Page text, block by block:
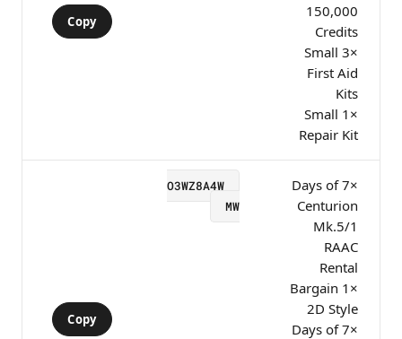
150,000
Credits
×3 Small
First Aid
Kits
×1 Small
Repair Kit
Copy
×7 Days of
Centurion
Mk.5/1
RAAC
Rental
×1 Bargain
2D Style
×7 Days of
O3WZ8A4W
MW
Copy